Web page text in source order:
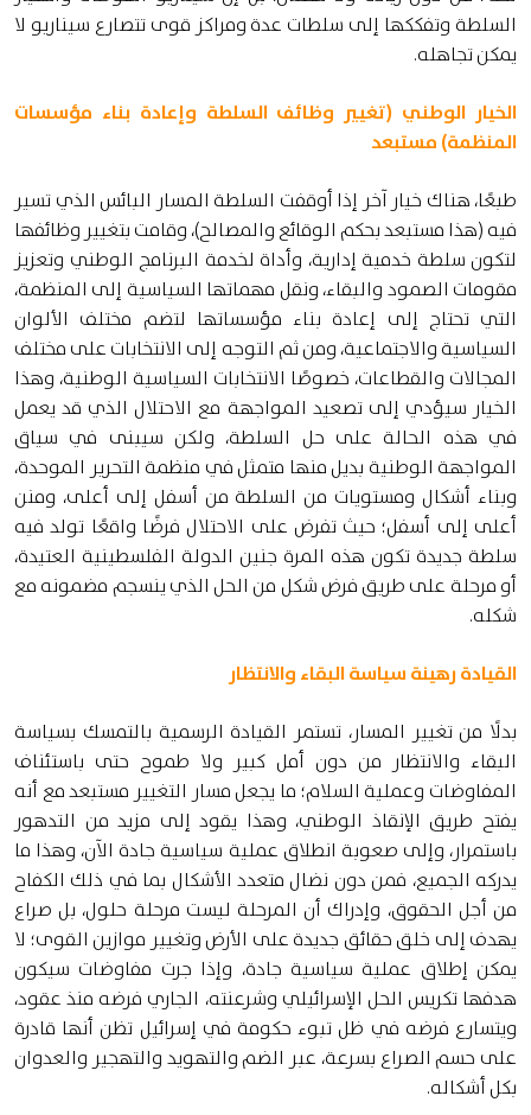
السلطة وتفككها إلى سلطات عدة ومراكز قوى تتصارع سيناريو لا
يمكن تجاهله.
الخيار الوطني (تغيير وظائف السلطة وإعادة بناء مؤسسات
المنظمة) مستبعد
طبعًا، هناك خيار آخر إذا أوقفت السلطة المسار البائس الذي تسير
فيه (هذا مستبعد بحكم الوقائع والمصالح)، وقامت بتغيير وظائفها
لتكون سلطة خدمية إدارية، وأداة لخدمة البرنامج الوطني وتعزيز
مقومات الصمود والبقاء، ونقل مهماتها السياسية إلى المنظمة،
التي تحتاج إلى إعادة بناء مؤسساتها لتضم مختلف الألوان
السياسية والاجتماعية، ومن ثم التوجه إلى الانتخابات على مختلف
المجالات والقطاعات، خصوصًا الانتخابات السياسية الوطنية، وهذا
الخيار سيؤدي إلى تصعيد المواجهة مع الاحتلال الذي قد يعمل
في هذه الحالة على حل السلطة، ولكن سيبنى في سياق
المواجهة الوطنية بديل منها متمثل في منظمة التحرير الموحدة،
وبناء أشكال ومستويات من السلطة من أسفل إلى أعلى، ومنن
أعلى إلى أسفل؛ حيث تفرض على الاحتلال فرضًا واقعًا تولد فيه
سلطة جديدة تكون هذه المرة جنين الدولة الفلسطينية العتيدة،
أو مرحلة على طريق فرض شكل من الحل الذي ينسجم مضمونه مع
شكله.
القيادة رهينة سياسة البقاء والانتظار
بدلًا من تغيير المسار، تستمر القيادة الرسمية بالتمسك بسياسة
البقاء والانتظار من دون أمل كبير ولا طموح حتى باستئناف
المفاوضات وعملية السلام؛ ما يجعل مسار التغيير مستبعد مع أنه
يفتح طريق الإنقاذ الوطني، وهذا يقود إلى مزيد من التدهور
باستمرار، وإلى صعوبة انطلاق عملية سياسية جادة الآن، وهذا ما
يدركه الجميع، فمن دون نضال متعدد الأشكال بما في ذلك الكفاح
من أجل الحقوق، وإدراك أن المرحلة ليست مرحلة حلول، بل صراع
يهدف إلى خلق حقائق جديدة على الأرض وتغيير موازين القوى؛ لا
يمكن إطلاق عملية سياسية جادة، وإذا جرت مفاوضات سيكون
هدفها تكريس الحل الإسرائيلي وشرعنته، الجاري فرضه منذ عقود،
ويتسارع فرضه في ظل تبوء حكومة في إسرائيل تظن أنها قادرة
على حسم الصراع بسرعة، عبر الضم والتهويد والتهجير والعدوان
بكل أشكاله.